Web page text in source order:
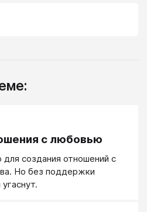
с любовью
создания отношений с
Но без поддержки